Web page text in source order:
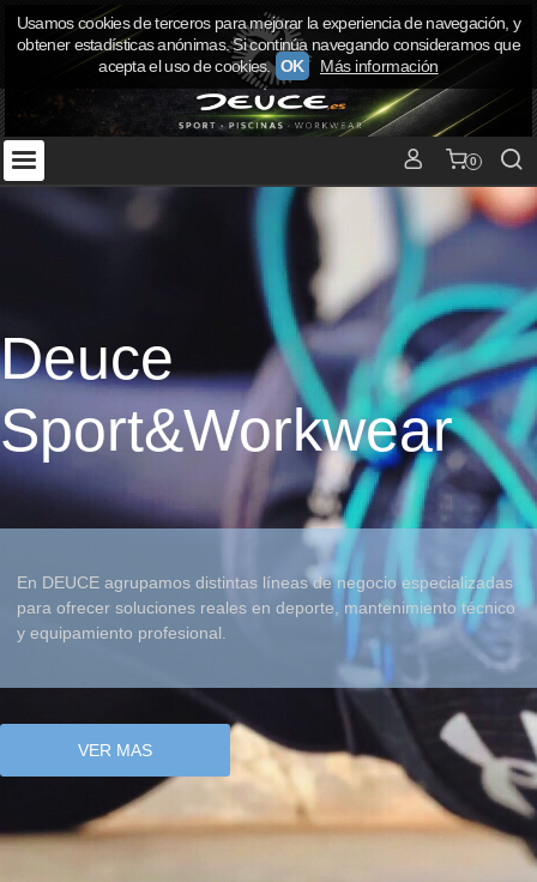
0
Deuce
Sport&Workwear
En DEUCE agrupamos distintas líneas de negocio especializadas
para ofrecer soluciones reales en deporte, mantenimiento técnico
y equipamiento profesional.
VER MAS
Usamos cookies de terceros para mejorar la experiencia de navegación, y
obtener estadísticas anónimas. Si continúa navegando consideramos que
acepta el uso de cookies. OK Más información